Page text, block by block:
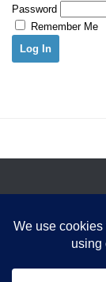
Password
Remember Me
By using this